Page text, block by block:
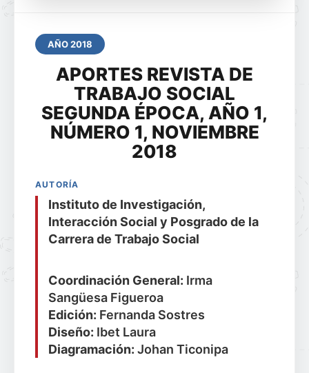
AÑO 2018
APORTES REVISTA DE
TRABAJO SOCIAL
SEGUNDA ÉPOCA, AÑO 1,
NÚMERO 1, NOVIEMBRE
2018
AUTORÍA
Instituto de Investigación,
Interacción Social y Posgrado de la
Carrera de Trabajo Social
Coordinación General: Irma
Sangüesa Figueroa
Edición: Fernanda Sostres
Diseño: Ibet Laura
Diagramación: Johan Ticonipa